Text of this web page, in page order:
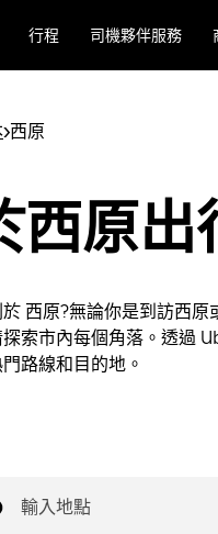
行程 司機夥伴服務
>西原
西原出
於 西原?無論你是到訪西
索市內每個角落。透過
路線和目的地。
輸入地點